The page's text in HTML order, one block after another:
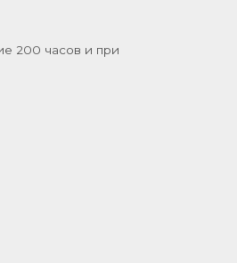
200 часов и при